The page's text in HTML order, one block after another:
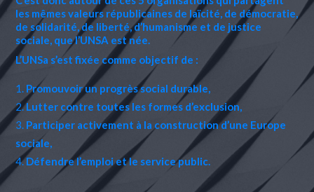
les mêmes valeurs républicaines de laïcité, de démocratie,
de solidarité, de liberté, d’humanisme et de justice
sociale, que l’UNSA est née.
L’UNSa s’est fixée comme objectif de :
Promouvoir un progrès social durable,
Lutter contre toutes les formes d’exclusion,
Participer activement à la construction d’une Europe
sociale,
Défendre l’emploi et le service public.